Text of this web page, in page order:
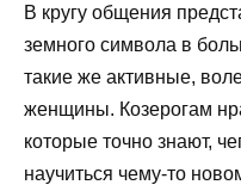
В кругу общения
земного символа в
такие же активные,
женщины. Козерогам
которые точно знают,
научиться чему-то